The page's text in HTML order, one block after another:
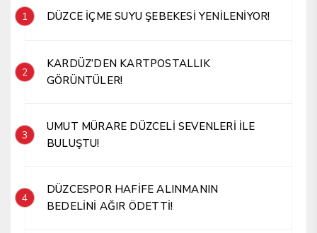
1 DÜZCE İÇME SUYU ŞEBEKESİ YENİLENİYOR!
2
KARDÜZ’DEN KARTPOSTALLIK
GÖRÜNTÜLER!
3
UMUT MÜRARE DÜZCELİ SEVENLERİ İLE
BULUŞTU!
4
DÜZCESPOR HAFİFE ALINMANIN
BEDELİNİ AĞIR ÖDETTİ!